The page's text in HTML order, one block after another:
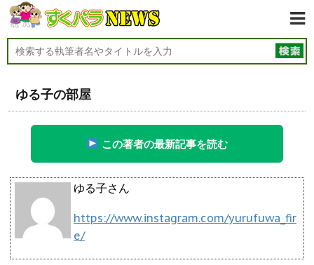
ゆる子の部屋
この著者の最新記事を読む
ゆる子さん
https://www.instagram.com/yurufuwa_fir
e/